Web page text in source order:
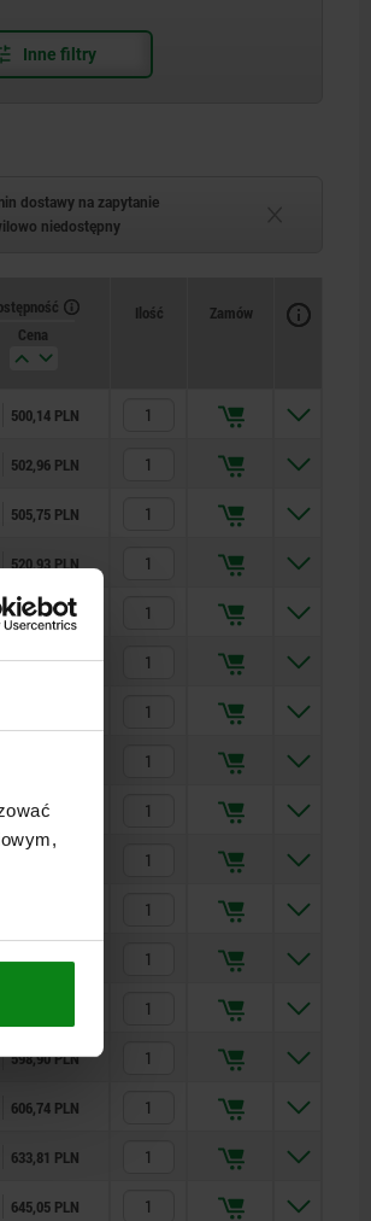
dostawy na zapytanie
niedostępny
Cena
Ilość Zamów
500,14 PLN
502,96 PLN
505,75 PLN
520,93 PLN
524,32 PLN
526,54 PLN
558,67 PLN
627,04 PLN
598,90 PLN
606,74 PLN
633,81 PLN
645,05 PLN